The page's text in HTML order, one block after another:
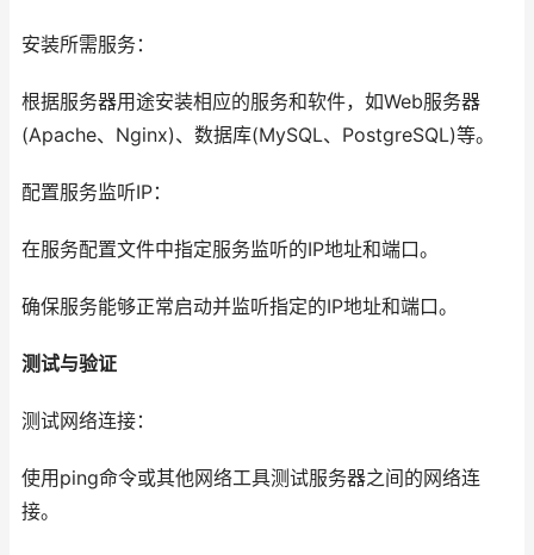
安装所需服务：
根据服务器用途安装相应的服务和软件，如Web服务器
(Apache、Nginx)、数据库(MySQL、PostgreSQL)等。
配置服务监听IP：
在服务配置文件中指定服务监听的IP地址和端口。
确保服务能够正常启动并监听指定的IP地址和端口。
测试与验证
测试网络连接：
使用ping命令或其他网络工具测试服务器之间的网络连
接。